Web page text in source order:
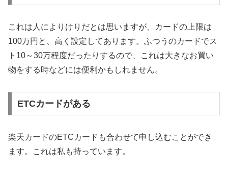
これは人によりけりだとは思いますが、カードの上限は
100万円と、高く設定してあります。ふつうのカードでス
ト10～30万程度だったりするので、これは大きなお買い
物をする時などには便利かもしれません。
ETCカードがある
楽天カードのETCカードも合わせて申し込むことができ
ます。これは私も持っています。